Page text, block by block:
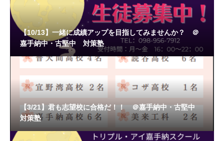
【10/13】一緒に成績アップを目指してみませんか？ ＠
嘉手納中・古堅中 対策塾
【3/21】君も志望校に合格だ！！ ＠嘉手納中・古堅中
対策塾